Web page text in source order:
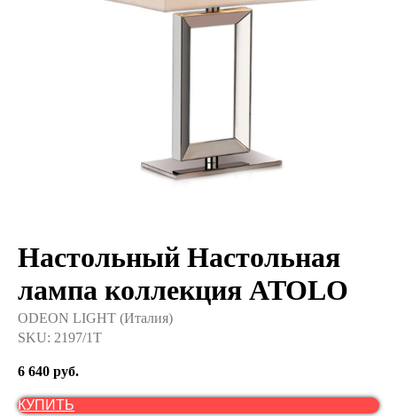
Настольный Настольная
лампа коллекция ATOLO
ODEON LIGHT (Италия)
SKU: 2197/1T
6 640 руб.
КУПИТЬ